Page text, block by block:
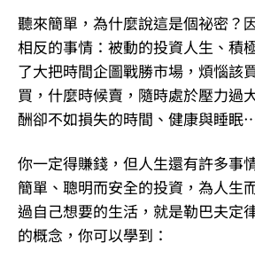
聽來簡單，為什麼說這是個祕密？
相反的事情：被動的投資人生、積
了大把時間企圖戰勝市場，煩惱該
買，什麼時候賣，隨時處於壓力過
酬卻不如損失的時間、健康與睡
你一定得賺錢，但人生還有許多事
簡單、聰明而安全的投資，為人生
過自己想要的生活，就是勒巴夫定
的概念，你可以學到：